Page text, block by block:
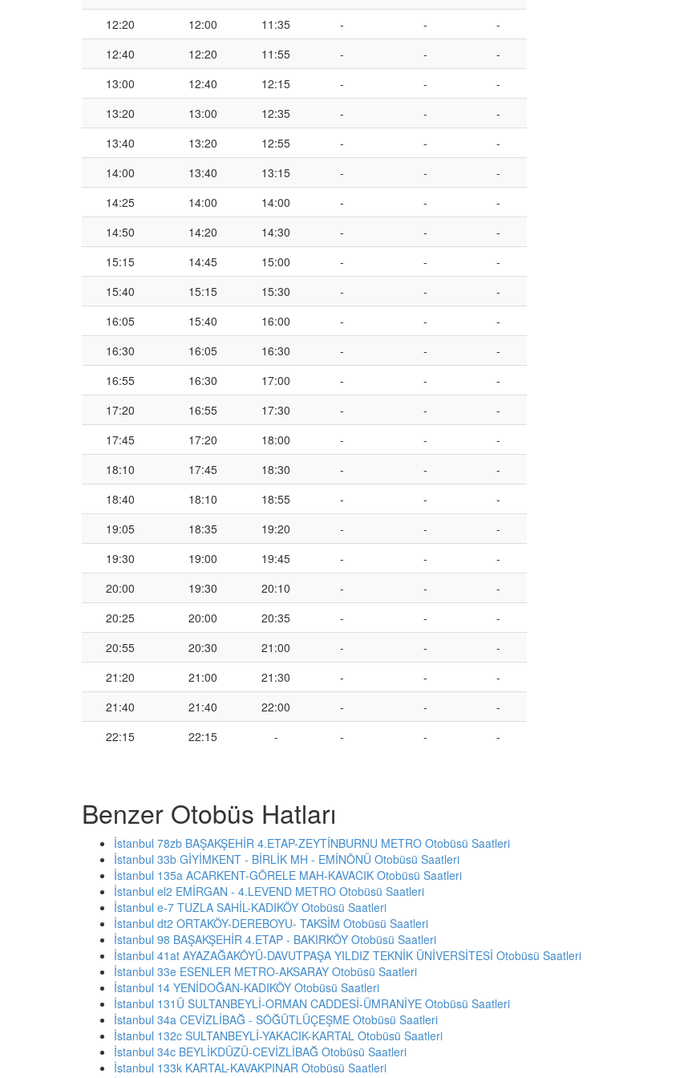
12:20
12:00 11:35 - -
-
12:40
12:20 11:55 - -
-
13:00
12:40 12:15 - -
-
13:20
13:00 12:35 - -
-
13:40
13:20 12:55 - -
-
14:00
13:40 13:15 - -
-
14:25
14:00 14:00 - -
-
14:50
14:20 14:30 - -
-
15:15
14:45 15:00 - -
-
15:40
15:15 15:30 - -
-
16:05
15:40 16:00 - -
-
16:30
16:05 16:30 - -
-
16:55
16:30 17:00 - -
-
17:20
16:55 17:30 - -
-
17:45
17:20 18:00 - -
-
18:10
17:45 18:30 - -
-
18:40
18:10 18:55 - -
-
19:05
18:35 19:20 - -
-
19:30
19:00 19:45 - -
-
20:00
19:30 20:10 - -
-
20:25
20:00 20:35 - -
-
20:55
20:30 21:00 - -
-
21:20
21:00 21:30 - -
-
21:40
21:40 22:00 - -
-
22:15
22:15 - - - -
Benzer Otobüs Hatları
İstanbul 78zb BAŞAKŞEHİR 4.ETAP-ZEYTİNBURNU METRO Otobüsü Saatleri
İstanbul 33b GİYİMKENT - BİRLİK MH - EMİNÖNÜ Otobüsü Saatleri
İstanbul 135a ACARKENT-GÖRELE MAH-KAVACIK Otobüsü Saatleri
İstanbul el2 EMİRGAN - 4.LEVEND METRO Otobüsü Saatleri
İstanbul e-7 TUZLA SAHİL-KADIKÖY Otobüsü Saatleri
İstanbul dt2 ORTAKÖY-DEREBOYU- TAKSİM Otobüsü Saatleri
İstanbul 98 BAŞAKŞEHİR 4.ETAP - BAKIRKÖY Otobüsü Saatleri
İstanbul 41at AYAZAĞAKÖYÜ-DAVUTPAŞA YILDIZ TEKNİK ÜNİVERSİTESİ Otobüsü Saatleri
İstanbul 33e ESENLER METRO-AKSARAY Otobüsü Saatleri
İstanbul 14 YENİDOĞAN-KADIKÖY Otobüsü Saatleri
İstanbul 131Ü SULTANBEYLİ-ORMAN CADDESİ-ÜMRANİYE Otobüsü Saatleri
İstanbul 34a CEVİZLİBAĞ - SÖĞÜTLÜÇEŞME Otobüsü Saatleri
İstanbul 132c SULTANBEYLİ-YAKACIK-KARTAL Otobüsü Saatleri
İstanbul 34c BEYLİKDÜZÜ-CEVİZLİBAĞ Otobüsü Saatleri
İstanbul 133k KARTAL-KAVAKPINAR Otobüsü Saatleri